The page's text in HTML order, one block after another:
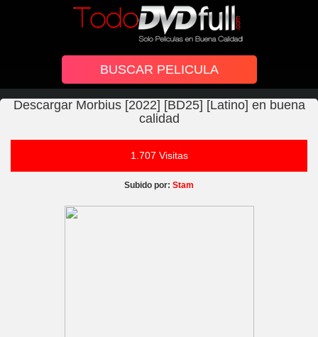
Descargar Morbius [2022] [BD25] [Latino] en buena
calidad
1.707 Visitas
Subido por: Stam